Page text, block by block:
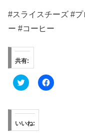
#スライスチーズ #
ー #コーヒー
共有:
ク
リ
し
て
T
w
i
F
a
いいね: